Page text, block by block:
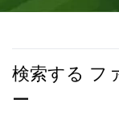
検索する フ
ー